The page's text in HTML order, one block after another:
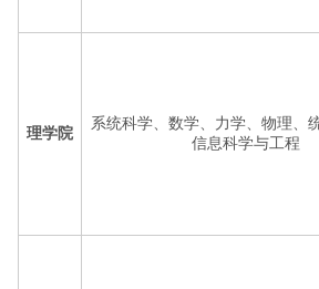
理学院
系统科学、数学、力学、物理、
信息科学与工程